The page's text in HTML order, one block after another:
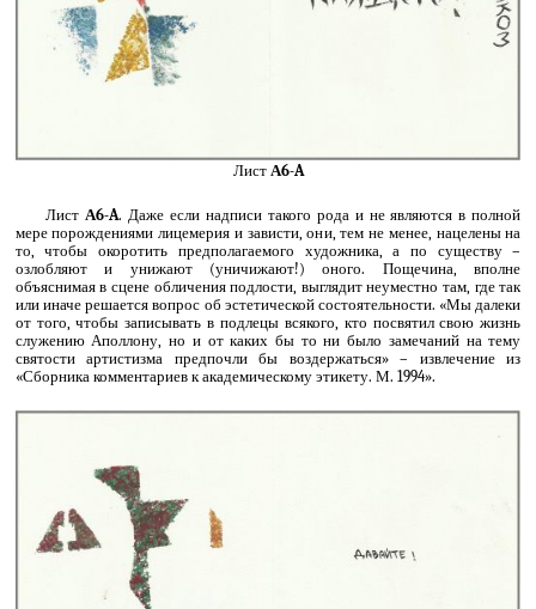
Лист А6-A
ЛистА6-A. Даже если надписи такого рода и не являются в полной
мере порождениями лицемерия и зависти, они, тем не менее, нацелены на
то, чтобы окоротить предполагаемого художника, а по существу –
озлобляют и унижают (уничижают!) оного. Пощечина, вполне
объяснимая в сцене обличения подлости, выглядит неуместно там, где так
или иначе решается вопрос об эстетической состоятельности. «Мы далеки
от того, чтобы записывать в подлецы всякого, кто посвятил свою жизнь
служению Аполлону, но и от каких бы то ни было замечаний на тему
святости артистизма предпочли бы воздержаться» – извлечение из
«Сборника комментариев к академическому этикету. М. 1994».